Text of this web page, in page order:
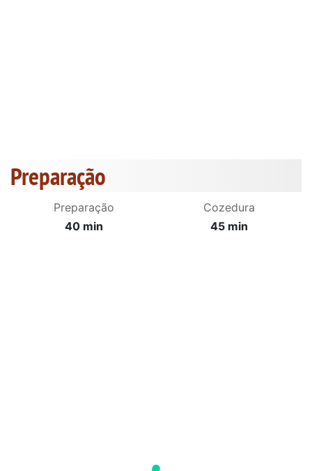
Preparação
Preparação
40 min
Cozedura
45 min